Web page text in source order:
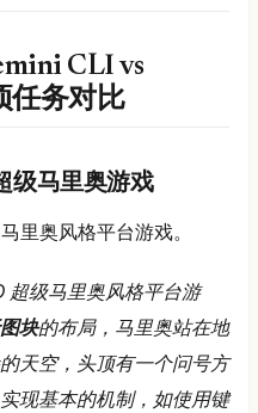
CLI vs
任务对比
级马里奥游戏
里奥风格平台游戏。
超级马里奥风格平台游
块的布局，马里奥站在地
天空，头顶有一个问号方
现基本的机制，如使用键